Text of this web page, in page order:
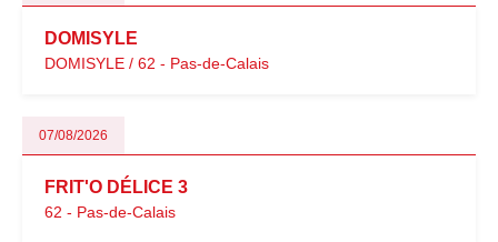
DOMISYLE
DOMISYLE / 62 - Pas-de-Calais
07/08/2026
FRIT'O DÉLICE 3
62 - Pas-de-Calais